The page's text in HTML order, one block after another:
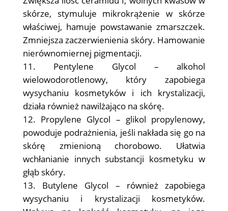
skórze, stymuluje mikrokrążenie w skórze
właściwej, hamuje powstawanie zmarszczek.
Zmniejsza zaczerwienienia skóry. Hamowanie
nierównomiernej pigmentacji.
Pentylene Glycol – alkohol
wielowodorotlenowy, który zapobiega
wysychaniu kosmetyków i ich krystalizacji,
działa również nawilżająco na skórę.
Propylene Glycol – glikol propylenowy,
powoduje podrażnienia, jeśli nakłada się go na
skórę zmienioną chorobowo. Ułatwia
wchłanianie innych substancji kosmetyku w
głąb skóry.
Butylene Glycol – również zapobiega
wysychaniu i krystalizacji kosmetyków.